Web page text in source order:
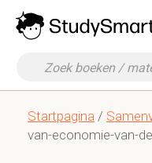
Startpagina /
van-economie-van-